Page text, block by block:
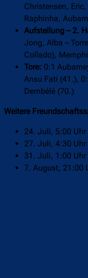
Christensen,
Raphinha,
Aufstellung – 2.
Jong, Alba –
Collado),
Tore: 0:1
Ansu Fati (41.),
Dembélé (70.)
Weitere
24. Juli, 5:00 Uhr
27. Juli, 4:30 Uhr
31. Juli, 1:00 Uhr
7. August, 21:00